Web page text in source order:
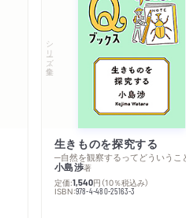
シリーズ・全集
生きものを探究する
─自然を観察するってどういうこ
小島渉著
定価:1,540円 （10％税込み）
ISBN:978-4-480-25163-3